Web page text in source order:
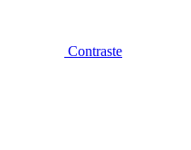
Contraste